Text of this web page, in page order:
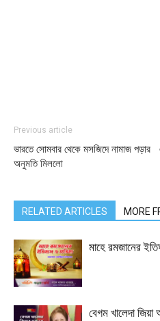
Previous article
ভারতে সোমবার থেকে মসজিদে নামাজ পড়ার
অনুমতি মিললো
RELATED ARTICLES MORE
মাহে রমজানের
বেগম খালেদা